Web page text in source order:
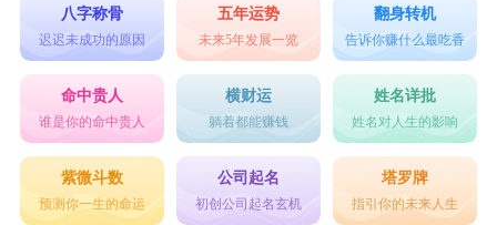
八字称骨
迟迟未成功的原因
五年运势
未来5年发展一览
翻身转机
告诉你赚什么最吃香
命中贵人
谁是你的命中贵人
横财运
躺着都能赚钱
姓名详批
姓名对人生的影响
紫微斗数
预测你一生的命运
公司起名
初创公司起名玄机
塔罗牌
指引你的未来人生